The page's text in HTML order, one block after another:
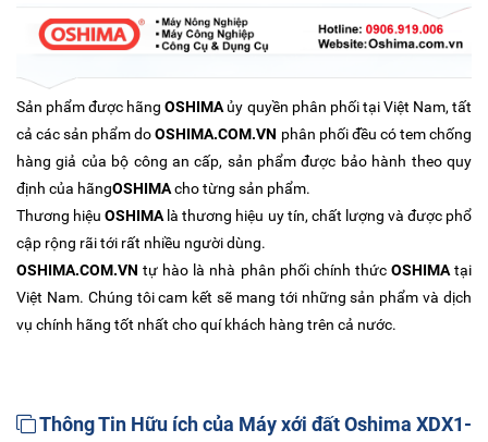
Sản phẩm được hãngOSHIMA ủy quyền phân phối tại Việt Nam, tất
cả các sản phẩm doOSHIMA.COM.VN phân phối đều có tem chống
hàng giả của bộ công an cấp, sản phẩm được bảo hành theo quy
định của hãngOSHIMAcho từng sản phẩm.
Thương hiệu OSHIMA là thương hiệu uy tín, chất lượng và được phổ
cập rộng rãi tới rất nhiều người dùng.
OSHIMA.COM.VN tự hào là nhà phân phối chính thức OSHIMAtại
Việt Nam. Chúng tôi cam kết sẽ mang tới những sản phẩm và dịch
vụ chính hãng tốt nhất cho quí khách hàng trên cả nước.
Thông Tin Hữu ích của Máy xới đất Oshima XDX1-